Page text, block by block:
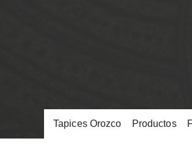
Tapices Orozco Productos>